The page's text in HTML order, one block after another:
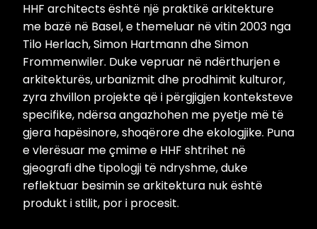
HHF architects është një praktikë arkitekture
me bazë në Basel, e themeluar në vitin 2003 nga
Tilo Herlach, Simon Hartmann dhe Simon
Frommenwiler. Duke vepruar në ndërthurjen e
arkitekturës, urbanizmit dhe prodhimit kulturor,
zyra zhvillon projekte që i përgjigjen konteksteve
specifike, ndërsa angazhohen me pyetje më të
gjera hapësinore, shoqërore dhe ekologjike. Puna
e vlerësuar me çmime e HHF shtrihet në
gjeografi dhe tipologji të ndryshme, duke
reflektuar besimin se arkitektura nuk është
produkt i stilit, por i procesit.